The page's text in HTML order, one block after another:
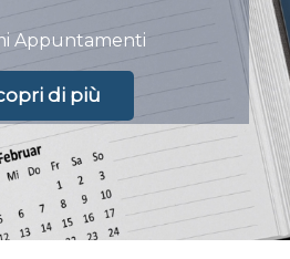
Appuntamenti
di più